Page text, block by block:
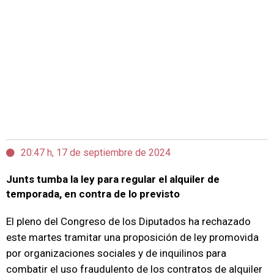
20:47 h, 17 de septiembre de 2024
Junts tumba la ley para regular el alquiler de
temporada, en contra de lo previsto
El pleno del Congreso de los Diputados ha rechazado
este martes tramitar una proposición de ley promovida
por organizaciones sociales y de inquilinos para
combatir el uso fraudulento de los contratos de alquiler